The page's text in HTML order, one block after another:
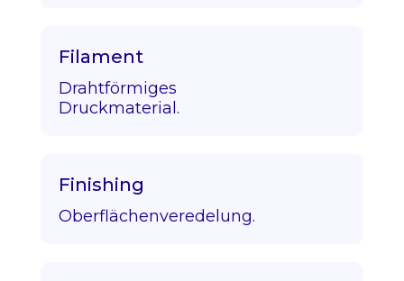
Filament
Drahtförmiges
Druckmaterial.
Finishing
Oberflächenveredelung.